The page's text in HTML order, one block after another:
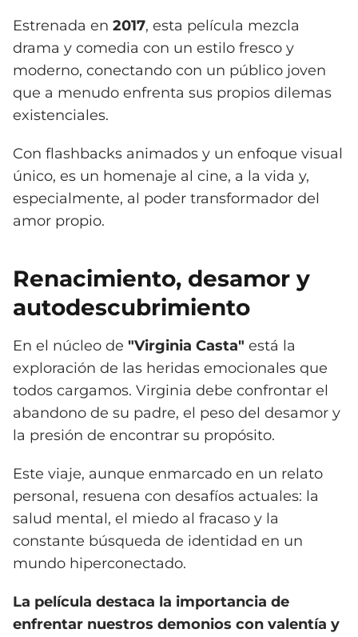
Estrenada en 2017, esta película mezcla
drama y comedia con un estilo fresco y
moderno, conectando con un público joven
que a menudo enfrenta sus propios dilemas
existenciales.
Con flashbacks animados y un enfoque visual
único, es un homenaje al cine, a la vida y,
especialmente, al poder transformador del
amor propio.
Renacimiento, desamor y
autodescubrimiento
En el núcleo de "Virginia Casta" está la
exploración de las heridas emocionales que
todos cargamos. Virginia debe confrontar el
abandono de su padre, el peso del desamor y
la presión de encontrar su propósito.
Este viaje, aunque enmarcado en un relato
personal, resuena con desafíos actuales: la
salud mental, el miedo al fracaso y la
constante búsqueda de identidad en un
mundo hiperconectado.
La película destaca la importancia de
enfrentar nuestros demonios con valentía y